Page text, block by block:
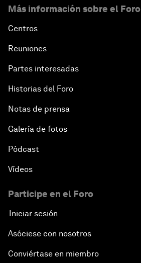
Más información sobre el Foro
Centros
Reuniones
Partes interesadas
Historias del Foro
Notas de prensa
Galería de fotos
Pódcast
Vídeos
Participe en el Foro
Iniciar sesión
Asóciese con nosotros
Conviértase en miembro